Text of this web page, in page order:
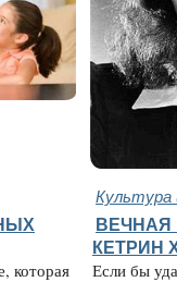
Культура
которая
ВЕЧНАЯ
КЕТРИН
Если бы